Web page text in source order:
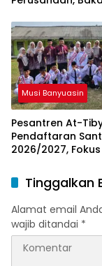
Musi Banyuasin
Pesantren At-
Pendaftaran
2026/2027,
Tinggalkan
Alamat email
wajib ditandai *